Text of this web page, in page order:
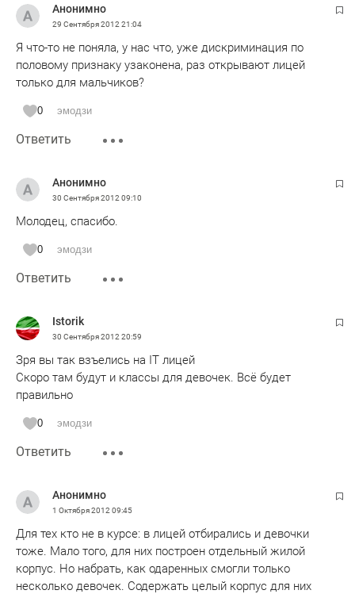
Анонимно
29 Сентября 2012 21:04
Я что-то не поняла, у нас что, уже дискриминация по
половому признаку узаконена, раз открывают лицей
только для мальчиков?
0 эмодзи
Ответить
Анонимно
30 Сентября 2012 09:10
Молодец, спасибо.
0 эмодзи
Ответить
Istorik
30 Сентября 2012 20:59
Зря вы так взъелись на IT лицей
Скоро там будут и классы для девочек. Всё будет
правильно
0 эмодзи
Ответить
Анонимно
1 Октября 2012 09:45
Для тех кто не в курсе: в лицей отбирались и девочки
тоже. Мало того, для них построен отдельный жилой
корпус. Но набрать, как одаренных смогли только
несколько девочек. Содержать целый корпус для них